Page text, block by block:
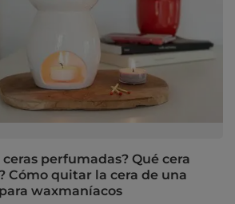
perfumadas? Qué cera
Cómo quitar la cera de una
waxmaníacos